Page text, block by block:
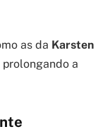
as da Karsten
a